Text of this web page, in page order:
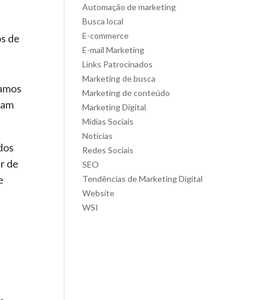
de
de
Automação de marketing
Busca local
E-commerce
E-mail Marketing
Links Patrocinados
Marketing de busca
Marketing de conteúdo
Marketing Digital
Mídias Sociais
Notícias
Redes Sociais
SEO
Tendências de Marketing Digital
Website
WSI